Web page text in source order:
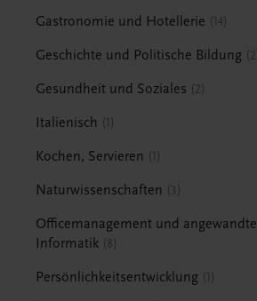
Gastronomie und Hotellerie 14
Geschichte und Politische Bildung 2
Gesundheit und Soziales 2
Italienisch 1
Kochen, Servieren 1
Naturwissenschaften 3
Officemanagement und angewandte
Informatik 8
Persönlichkeitsentwicklung 1